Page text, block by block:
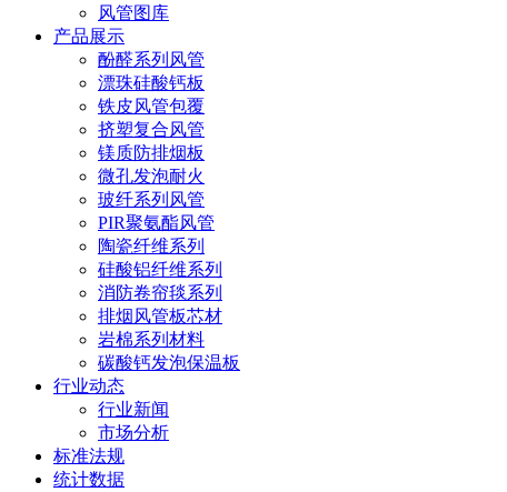
风管图库
产品展示
酚醛系列风管
漂珠硅酸钙板
铁皮风管包覆
挤塑复合风管
镁质防排烟板
微孔发泡耐火
玻纤系列风管
PIR聚氨酯风管
陶瓷纤维系列
硅酸铝纤维系列
消防卷帘毯系列
排烟风管板芯材
岩棉系列材料
碳酸钙发泡保温板
行业动态
行业新闻
市场分析
标准法规
统计数据